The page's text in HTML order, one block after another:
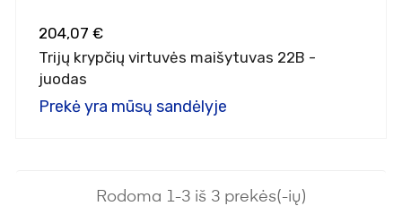
204,07 €
Trijų krypčių virtuvės maišytuvas 22B -
juodas
Prekė yra mūsų sandėlyje
Rodoma 1-3 iš 3 prekės(-ių)